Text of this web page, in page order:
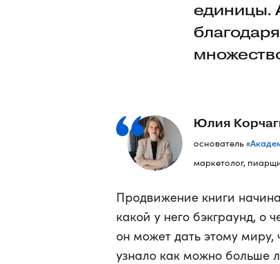
единицы.
Юлия
основатель «
маркетолог,
Продвижение книги
какой у него бэкграунд, о
он может дать этому миру,
узнало как можно больше